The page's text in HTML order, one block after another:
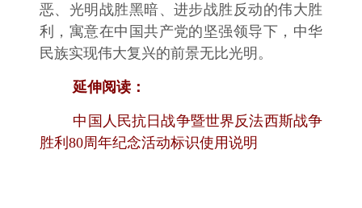
恶、光明战胜黑暗、进步战胜反动的伟大胜
利，寓意在中国共产党的坚强领导下，中华
民族实现伟大复兴的前景无比光明。
延伸阅读：
中国人民抗日战争暨世界反法西斯战争
胜利80周年纪念活动标识使用说明